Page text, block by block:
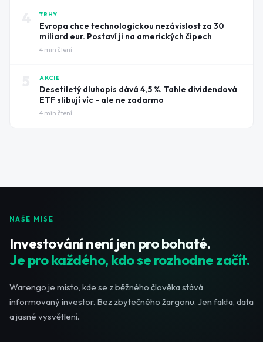
TRHY
Evropa chce technologickou nezávislost za 30
miliard eur. Postaví ji na amerických čipech
4 min čtení
AKCIE
Desetiletý dluhopis dává 4,5 %. Tahle dividendová
ETF slibují víc - ale ne zadarmo
4 min čtení
NAŠE MISE
Investování není jen pro bohaté.
Je pro každého, kdo se rozhodne začít.
Warengo je místo, kde se z běžného člověka stává
informovaný investor. Bez zbytečného žargonu. Jen fakta, data
a jasné vysvětlení.